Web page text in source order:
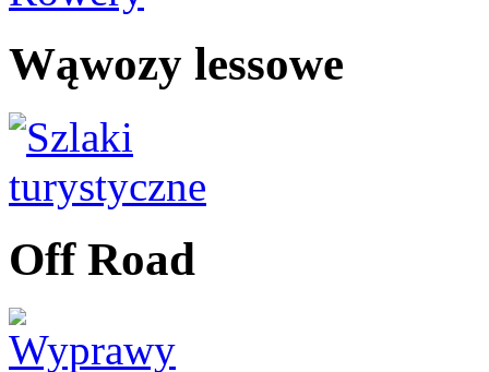
Wąwozy lessowe
Off Road